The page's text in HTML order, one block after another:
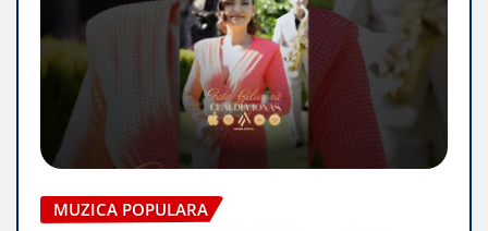
MUZICA POPULARA